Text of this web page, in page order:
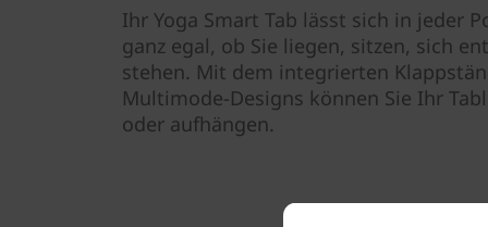
Ihr Yoga Smart Tab lässt sich in jeder
ganz egal, ob Sie liegen, sitzen, sich
stehen. Mit dem integrierten
Multimode-Designs können Sie Ihr
oder aufhängen.